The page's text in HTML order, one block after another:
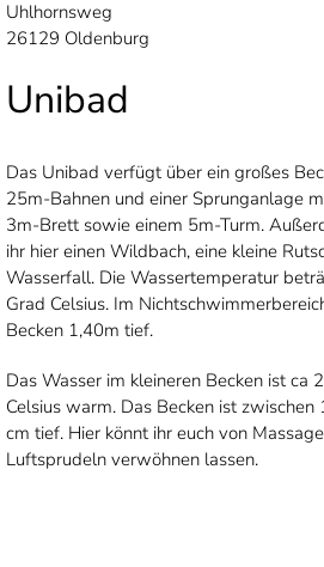
Uhlhornsweg
26129 Oldenburg
Unibad
Das Unibad verfügt über ein großes
25m-Bahnen und einer Sprunganlage
3m-Brett sowie einem 5m-Turm.
ihr hier einen Wildbach, eine kleine
Wasserfall. Die Wassertemperatur
Grad Celsius. Im
Becken 1,40m tief.
Das Wasser im kleineren Becken ist ca
Celsius warm. Das Becken ist
cm tief. Hier könnt ihr euch von
Luftsprudeln verwöhnen lassen.